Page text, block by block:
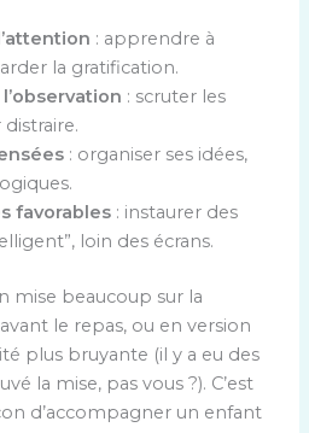
: apprendre à
la gratification.
: scruter les
distraire.
: organiser ses idées,
favorables : instaurer des
loin des écrans.
mise beaucoup sur la
le repas, ou en version
plus bruyante (il y a eu des
la mise, pas vous ?). C’est
d’accompagner un enfant